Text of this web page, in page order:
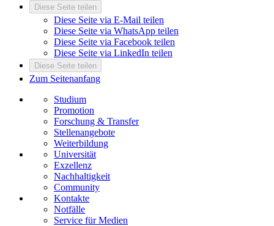
Diese Seite teilen
Diese Seite via E-Mail teilen
Diese Seite via WhatsApp teilen
Diese Seite via Facebook teilen
Diese Seite via LinkedIn teilen
Diese Seite teilen
Zum Seitenanfang
Studium
Promotion
Forschung & Transfer
Stellenangebote
Weiterbildung
Universität
Exzellenz
Nachhaltigkeit
Community
Kontakte
Notfälle
Service für Medien